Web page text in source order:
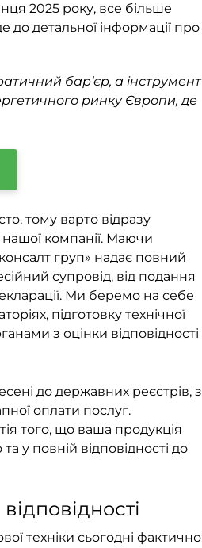
2025 року, все більше
до детальної інформації про
бар’єр, а інструмент
ринку Європи, де
тому варто відразу
компанії. Маючи
груп» надає повний
супровід, від подання
Ми беремо на себе
підготовку технічної
з оцінки відповідності
до державних реєстрів, з
оплати послуг.
того, що ваша продукція
у повній відповідності до
техніки сьогодні фактично